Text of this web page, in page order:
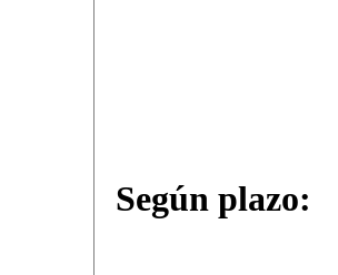
Según plazo: